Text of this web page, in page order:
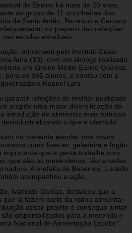
de Ensino há mais de 20 anos,
do grupo de 11 cozinheiras dos
de Santo Antão, Bezerros e Caruaru
no preparo das refeições
escolas estaduais.
ministrada pelo Instituto César
feira (10), com um almoço realizado
em Ensino Médio Eurico Queiroz,
para os 891 alunos, e contou com a
Raquel Lyra.
garantir refeições de melhor qualidade
propõe uma maior diversificação da
introdução de alimentos mais naturais
o que é ofertado”.
na merenda escolar, nos novos
como freezer, geladeira e fogão
importante que a gente trabalhe com
que são as merendeiras, tão amadas
A prefeita de Bezerros, Lucielle
acompanhou a ação.
Ivaneide Dantas, destacou que a
que já fazem parte da rotina alimentar
desse projeto é conseguir juntar
disponibilizados para a merenda e
Nacional de Alimentação Escolar”.